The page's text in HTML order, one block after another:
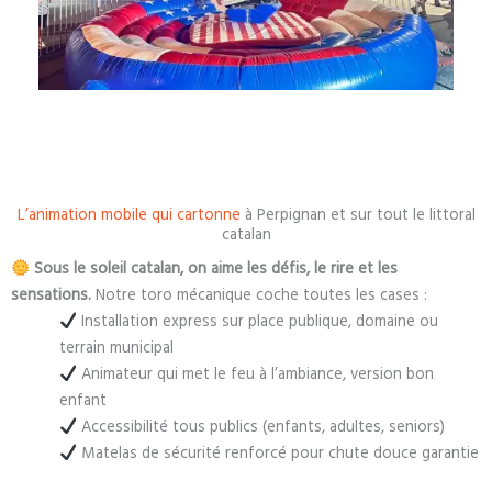
L’animation mobile qui cartonne à Perpignan et sur tout le littoral
catalan
Sous le soleil catalan, on aime les défis, le rire et les
sensations. Notre toro mécanique coche toutes les cases :
Installation express sur place publique, domaine ou
terrain municipal
Animateur qui met le feu à l’ambiance, version bon
enfant
Accessibilité tous publics (enfants, adultes, seniors)
Matelas de sécurité renforcé pour chute douce garantie